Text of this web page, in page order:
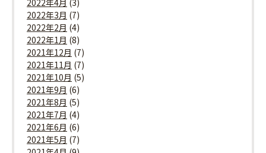
2022年4月 (3)
2022年3月 (7)
2022年2月 (4)
2022年1月 (8)
2021年12月 (7)
2021年11月 (7)
2021年10月 (5)
2021年9月 (6)
2021年8月 (5)
2021年7月 (4)
2021年6月 (6)
2021年5月 (7)